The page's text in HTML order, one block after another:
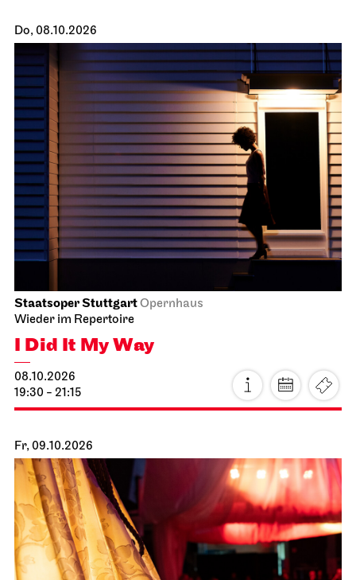
Do, 08.10.2026
Staatsoper StuttgartOpernhaus
Wieder im Repertoire
I Did It My Way
08.10.2026
19:30 - 21:15
Fr, 09.10.2026